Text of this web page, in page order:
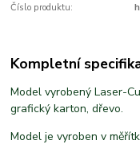
Číslo produktu:
Kompletní
Model vyrobený Laser-
grafický karton, dřevo.
Model je vyroben v